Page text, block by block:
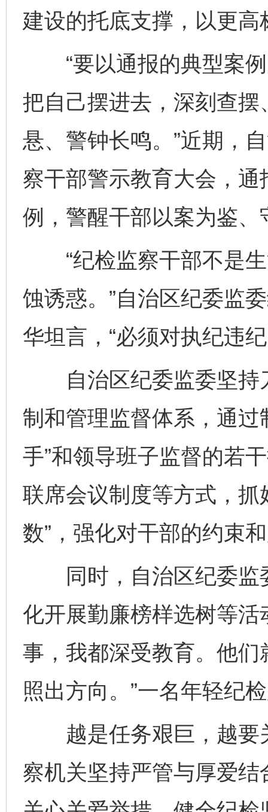
建设的托底支撑，以更
“要以通报的典型案例
把自己摆进去，深刻查
悬、警钟长鸣。”近期，
察干部警示教育大会，
例，警醒干部以案为鉴、
“纪检监察干部不是生
蚀诱惑。”自治区纪委监
华坦言，“必须对执纪违
自治区纪委监委坚持
制和管理监督体系，通过
手”和领导班子监督的若
联席会议制度等方式，抓
数”，强化对干部的约束
同时，自治区纪委监
化开展勤廉榜样选树等活
事，我都深受教育。他
照出方向。”一名年轻纪
越是任务艰巨，越要
察机关坚持严管与厚爱